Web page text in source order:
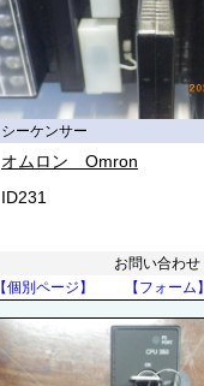
シーケンサー
オムロン Omron
ID231
お問い合わせ
【個別ページ】
【フォーム】